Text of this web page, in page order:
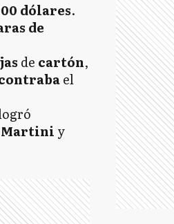
dólares.
de
de cartón,
el
Martini y